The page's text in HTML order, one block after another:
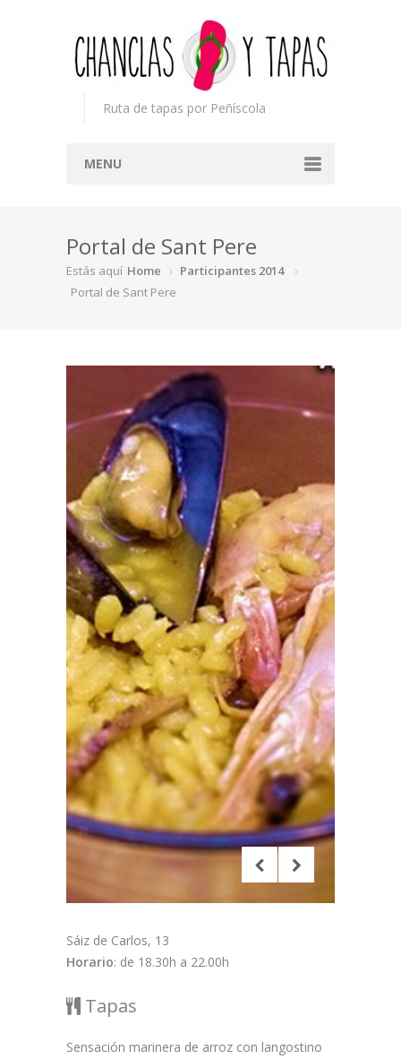
Ruta de tapas por Peñíscola
MENU
Concurso
Participantes
Prensa
Portal de Sant Pere
Estás aquí Home
Participantes 2014
Portal de Sant Pere
Sáiz de Carlos, 13
Horario: de 18.30h a 22.00h
Tapas
Sensación marinera de arroz con langostino